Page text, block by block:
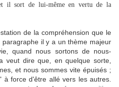
il sort de lui-même en vertu de la
de la compréhension que le
il y a un thème majeur
quand nous sortons de nous-
veut dire que, en quelque sorte,
et nous sommes vite épuisés ;
force d'être allé vers les autres.